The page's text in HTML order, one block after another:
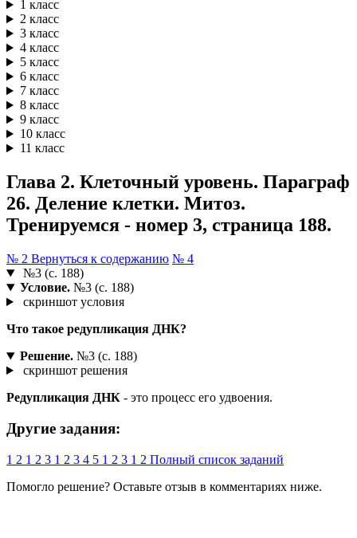
1 класс
2 класс
3 класс
4 класс
5 класс
6 класс
7 класс
8 класс
9 класс
10 класс
11 класс
Глава 2. Клеточный уровень. Параграф
26. Деление клетки. Митоз.
Тренируемся - номер 3, страница 188.
№ 2 Вернуться к содержанию № 4
№3 (с. 188)
Условие.№3 (с. 188)
скриншот условия
Что такое редупликация ДНК?
Решение.№3 (с. 188)
скриншот решения
Редупликация ДНК - это процесс его удвоения.
Другие задания:
1 2 1 2 3 1 2 3 4 5 1 2 3 1 2 Полный список заданий
Помогло решение? Оставьте отзыв в комментариях ниже.